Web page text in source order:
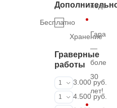
Бесплатно
Хранение
Граверные
работы
ФИО и даты
1
3.000 руб.
ФИО и даты
1
4.500 руб.
недель
—
более
30
лет!